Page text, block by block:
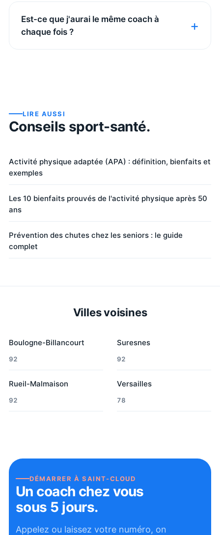
Est-ce que j'aurai le même coach à
chaque fois ?
LIRE AUSSI
Conseils sport-santé.
Activité physique adaptée (APA) : définition, bienfaits et
exemples
Les 10 bienfaits prouvés de l'activité physique après 50
ans
Prévention des chutes chez les seniors : le guide
complet
Villes voisines
Boulogne-Billancourt
92
Suresnes
92
Rueil-Malmaison
92
Versailles
78
DÉMARRER ÀSAINT-CLOUD
Un coach chez vous
sous 5 jours.
Appelez ou laissez votre numéro, on